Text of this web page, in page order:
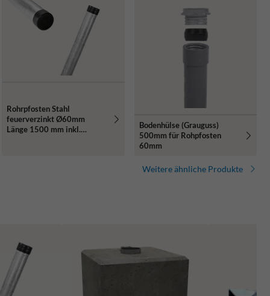
Rohrpfosten Stahl
feuerverzinkt Ø60mm
Länge 1500 mm inkl.
Bodenhülse (Grauguss)
500mm für Rohpfosten
60mm
Weitere ähnliche Produkte